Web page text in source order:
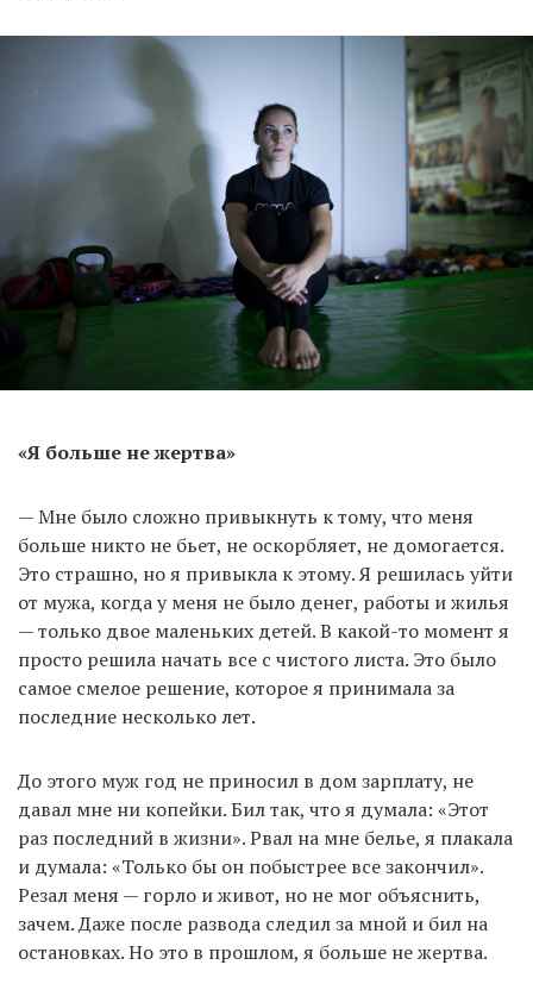
«Я больше не жертва»
— Мне было сложно привыкнуть к тому, что меня
больше никто не бьет, не оскорбляет, не домогается.
Это страшно, но я привыкла к этому. Я решилась уйти
от мужа, когда у меня не было денег, работы и жилья
— только двое маленьких детей. В какой-то момент я
просто решила начать все с чистого листа. Это было
самое смелое решение, которое я принимала за
последние несколько лет.
До этого муж год не приносил в дом зарплату, не
давал мне ни копейки. Бил так, что я думала: «Этот
раз последний в жизни». Рвал на мне белье, я плакала
и думала: «Только бы он побыстрее все закончил».
Резал меня — горло и живот, но не мог объяснить,
зачем. Даже после развода следил за мной и бил на
остановках. Но это в прошлом, я больше не жертва.